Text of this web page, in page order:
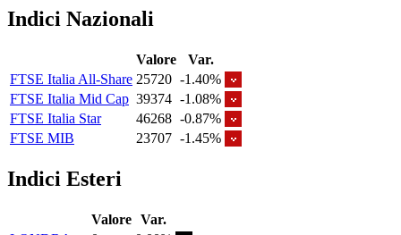
Indici Nazionali
Valore
Var.
FTSE Italia All-Share 25720 -1.40%
FTSE Italia Mid Cap 39374 -1.08%
FTSE Italia Star
46268 -0.87%
FTSE MIB
23707 -1.45%
Indici Esteri
Valore Var.